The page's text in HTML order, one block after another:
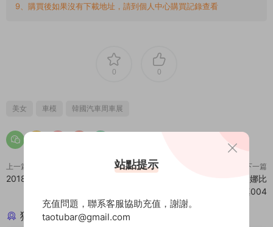
9、購買後如果沒有下載地址，請到個人中心購買記錄查看
0 0
美女 車模 韓國汽車周車展
上一篇
2018韓國汽車周車展
下一篇
【年費專享】[繡人模特系列]娜比
視頻寫真004
猜你喜歡
站點提示
充值問題，聯系客服協助充值，謝謝。
taotubar@gmail.com